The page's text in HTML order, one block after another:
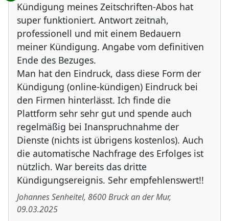
Kündigung meines Zeitschriften-Abos hat
super funktioniert. Antwort zeitnah,
professionell und mit einem Bedauern
meiner Kündigung. Angabe vom definitiven
Ende des Bezuges.
Man hat den Eindruck, dass diese Form der
Kündigung (online-kündigen) Eindruck bei
den Firmen hinterlässt. Ich finde die
Plattform sehr sehr gut und spende auch
regelmäßig bei Inanspruchnahme der
Dienste (nichts ist übrigens kostenlos). Auch
die automatische Nachfrage des Erfolges ist
nützlich. War bereits das dritte
Kündigungsereignis. Sehr empfehlenswert!!
Johannes Senheitel, 8600Bruck an der Mur,
09.03.2025